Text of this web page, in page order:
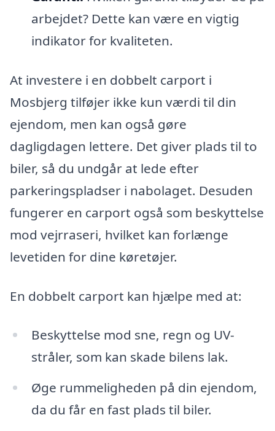
arbejdet? Dette kan være en vigtig
indikator for kvaliteten.
At investere i en dobbelt carport i
Mosbjerg tilføjer ikke kun værdi til din
ejendom, men kan også gøre
dagligdagen lettere. Det giver plads til to
biler, så du undgår at lede efter
parkeringspladser i nabolaget. Desuden
fungerer en carport også som beskyttelse
mod vejrraseri, hvilket kan forlænge
levetiden for dine køretøjer.
En dobbelt carport kan hjælpe med at:
Beskyttelse mod sne, regn og UV-
stråler, som kan skade bilens lak.
Øge rummeligheden på din ejendom,
da du får en fast plads til biler.